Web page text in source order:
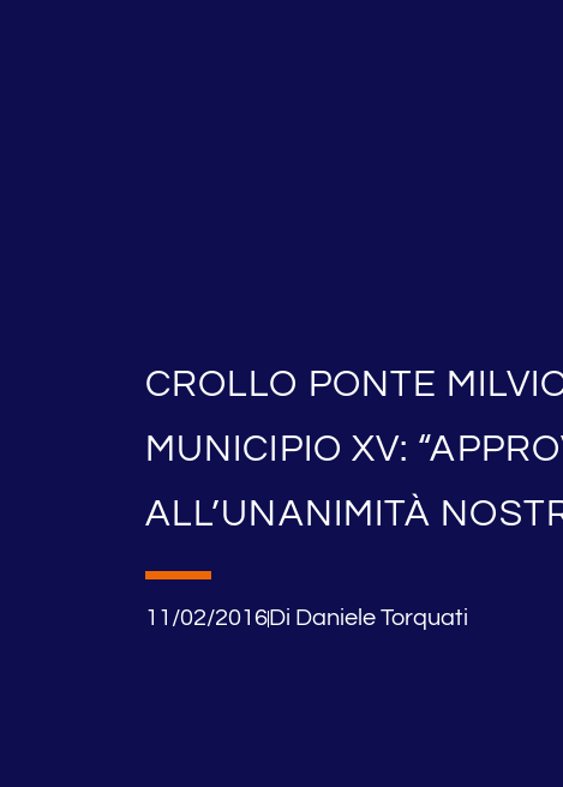
CROLLO PONTE
MUNICIPIO XV:
ALL’UNANIMITÀ
11/02/2016Di Daniele Torquati